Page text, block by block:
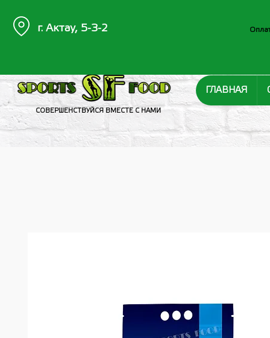
СОВЕРШЕНСТВУЙСЯ ВМЕСТЕ С НАМИ
ГЛАВНАЯ
г. Актау, 5-3-2